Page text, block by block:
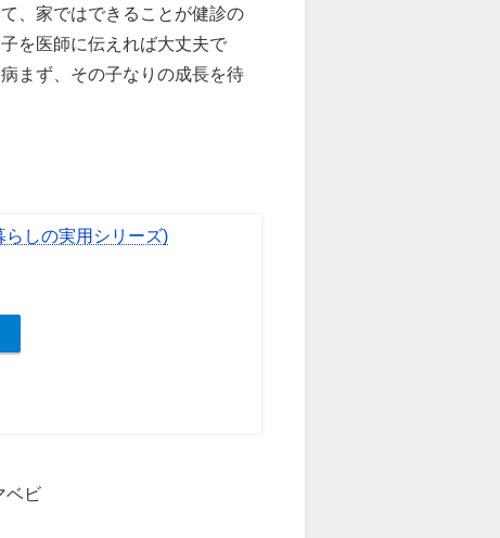
、家ではできることが健診の
を医師に伝えれば大丈夫で
まず、その子なりの成長を待
らしの実用シリーズ)
ベビ